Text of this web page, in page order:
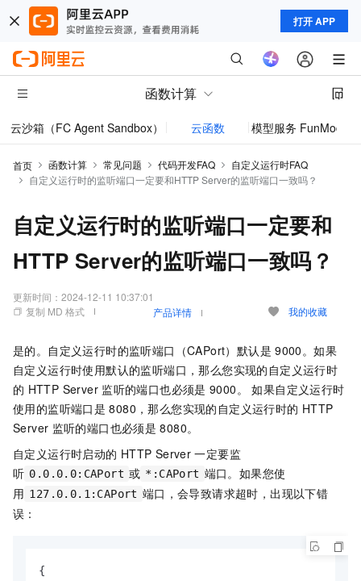
打开 APP
函数计算
云沙箱（FC Agent Sandbox） 云函数 模型服务 FunModel
首页 函数计算 常见问题 代码开发FAQ
自定义运行时FAQ
自定义运行时的监听端口一定要和HTTP Server的监听端口一致吗？
自定义运行时的监听端口一定要和
HTTP Server的监听端口一致吗？
更新时间： 2024-12-11 10:37:01
复制 MD 格式
产品详情 我的收藏
是的。自定义运行时的监听端口（CAPort）默认是 9000。如果
自定义运行时使用默认的监听端口，那么您实现的自定义运行时
的 HTTP Server 监听的端口也必须是 9000。 如果自定义运行时
使用的监听端口是 8080，那么您实现的自定义运行时的 HTTP
Server 监听的端口也必须是 8080。
自定义运行时启动的 HTTP Server 一定要监
听 0.0.0.0:CAPort 或 *:CAPort 端口。如果您使
用 127.0.0.1:CAPort 端口，会导致请求超时，出现以下错
误：
{